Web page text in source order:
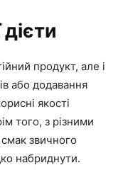
продукт, але і
або додавання
якості
того, з різними
звичного
набриднути.